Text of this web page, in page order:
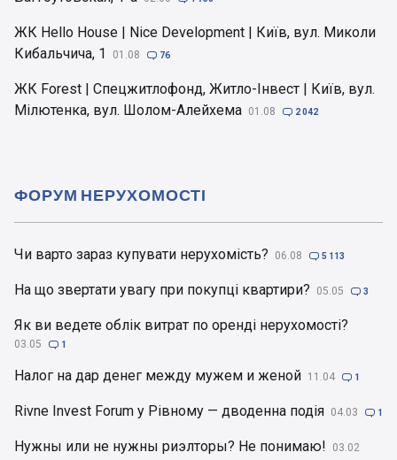
ЖК Hello House | Nice Development | Київ, вул. Миколи
Кибальчича, 1
01.08  76
ЖК Forest | Спецжитлофонд, Житло-Інвест | Київ, вул.
Мілютенка, вул. Шолом-Алейхема 01.08  2 042
Чи варто зараз купувати нерухомість? 06.08  5 113
На що звертати увагу при покупці квартири? 05.05  3
Як ви ведете облік витрат по оренді нерухомості?
03.05  1
Налог на дар денег между мужем и женой 11.04  1
Rivne Invest Forum у Рівному — дводенна подія 04.03  1
Нужны или не нужны риэлторы? Не понимаю! 03.02
ФОРУМ НЕРУХОМОСТІ